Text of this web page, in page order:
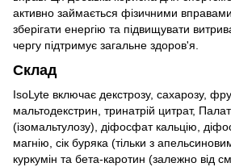
активно займається фізичними
зберігати енергію та підвищувати
чергу підтримує загальне здоров'я.
Склад
IsoLyte включає декстрозу, сахарозу,
мальтодекстрин, тринатрій цитрат,
(ізомальтулозу), діфосфат кальцію,
магнію, сік буряка (тільки з
куркумін та бета-каротин (залежно від